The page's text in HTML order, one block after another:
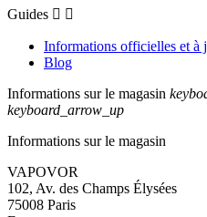
Guides  
Informations officielles et à
Blog
Informations sur le magasin
keyboard_arrow_up
Informations sur le magasin
VAPOVOR
102, Av. des Champs Élysées
75008 Paris